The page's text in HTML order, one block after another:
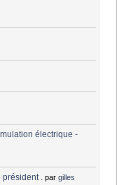
électrique -
président . pargilles